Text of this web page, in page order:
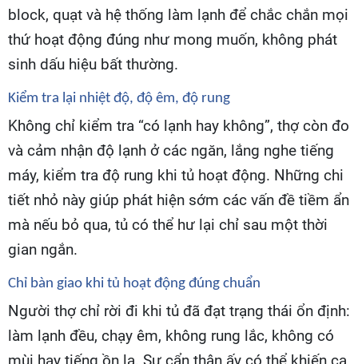
block, quạt và hệ thống làm lạnh để chắc chắn mọi
thứ hoạt động đúng như mong muốn, không phát
sinh dấu hiệu bất thường.
Kiểm tra lại nhiệt độ, độ êm, độ rung
Không chỉ kiểm tra “có lạnh hay không”, thợ còn đo
và cảm nhận độ lạnh ở các ngăn, lắng nghe tiếng
máy, kiểm tra độ rung khi tủ hoạt động. Những chi
tiết nhỏ này giúp phát hiện sớm các vấn đề tiềm ẩn
mà nếu bỏ qua, tủ có thể hư lại chỉ sau một thời
gian ngắn.
Chỉ bàn giao khi tủ hoạt động đúng chuẩn
Người thợ chỉ rời đi khi tủ đã đạt trạng thái ổn định:
làm lạnh đều, chạy êm, không rung lắc, không có